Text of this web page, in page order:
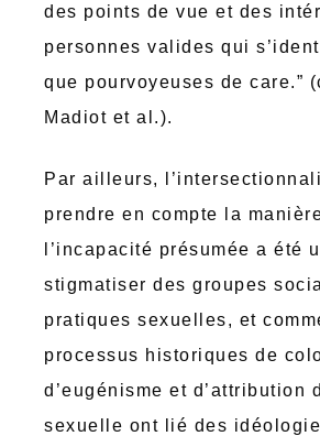
des points de vue et des
personnes valides qui
que pourvoyeuses de care.”
Madiot et al.).
Par ailleurs,
prendre en compte la
l’incapacité présumée a été
stigmatiser des groupes
pratiques sexuelles, et
processus historiques de
d’eugénisme et d’attribution
sexuelle ont lié des